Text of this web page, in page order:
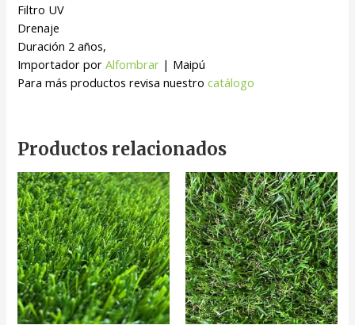
Filtro UV
Drenaje
Duración 2 años,
Importador porAlfombrar | Maipú
Para más productos revisa nuestrocatálogo
Productos relacionados